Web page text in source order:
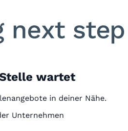
wartet
in deiner Nähe.
Unternehmen